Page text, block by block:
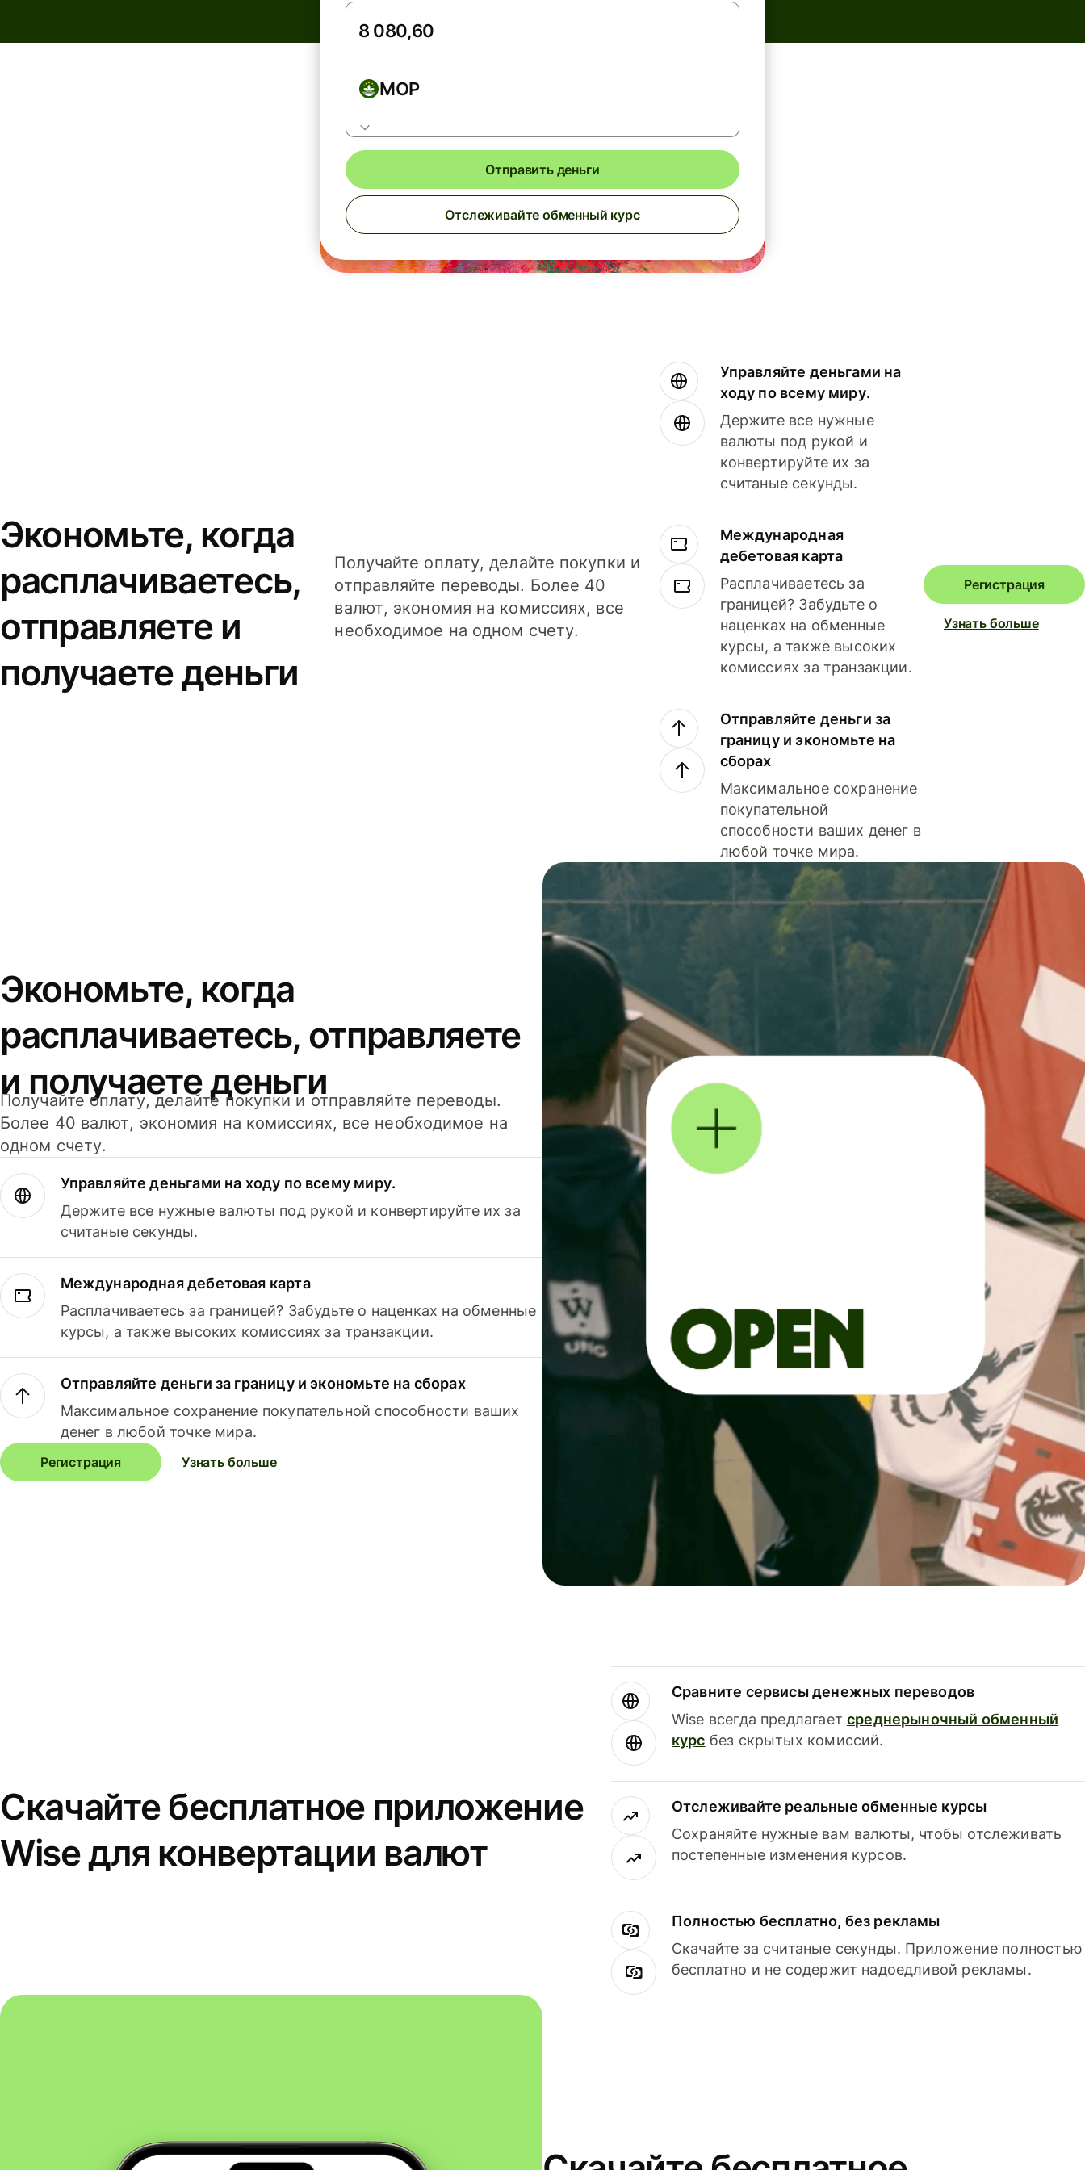
MOP
Отправить деньги
Отслеживайте обменный курс
Экономьте, когда
расплачиваетесь,
отправляете и
получаете деньги
Получайте оплату, делайте покупки и
отправляйте переводы. Более 40
валют, экономия на комиссиях, все
необходимое на одном счету.
Управляйте деньгами на
ходу по всему миру.
Держите все нужные
валюты под рукой и
конвертируйте их за
считаные секунды.
Международная
дебетовая карта
Расплачиваетесь за
границей? Забудьте о
наценках на обменные
курсы, а также высоких
комиссиях за транзакции.
Отправляйте деньги за
границу и экономьте на
сборах
Максимальное сохранение
покупательной
способности ваших денег в
любой точке мира.
Регистрация
Узнать больше
Экономьте, когда
расплачиваетесь, отправляете
и получаете деньги
Получайте оплату, делайте покупки и отправляйте переводы.
Более 40 валют, экономия на комиссиях, все необходимое на
одном счету.
Управляйте деньгами на ходу по всему миру.
Держите все нужные валюты под рукой и конвертируйте их за
считаные секунды.
Международная дебетовая карта
Расплачиваетесь за границей? Забудьте о наценках на обменные
курсы, а также высоких комиссиях за транзакции.
Отправляйте деньги за границу и экономьте на сборах
Максимальное сохранение покупательной способности ваших
денег в любой точке мира.
Регистрация Узнать больше
Скачайте бесплатное приложение
Wise для конвертации валют
Сравните сервисы денежных переводов
Wise всегда предлагаетсреднерыночный обменный
курс без скрытых комиссий.
Отслеживайте реальные обменные курсы
Сохраняйте нужные вам валюты, чтобы отслеживать
постепенные изменения курсов.
Полностью бесплатно, без рекламы
Скачайте за считаные секунды. Приложение полностью
бесплатно и не содержит надоедливой рекламы.